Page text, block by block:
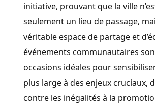
initiative, prouvant que la ville
seulement un lieu de passage,
véritable espace de partage et
événements communautaires
occasions idéales pour
plus large à des enjeux cruciaux,
contre les inégalités à la